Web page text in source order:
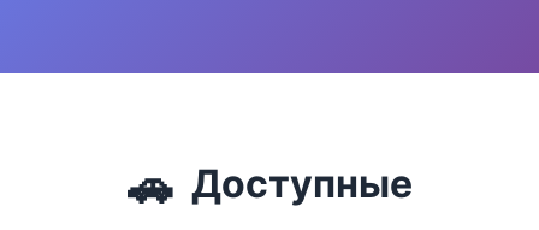
🚗 Доступные